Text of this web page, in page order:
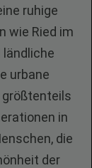
ruhige
wie Ried im
urbane
größtenteils
in
die
der